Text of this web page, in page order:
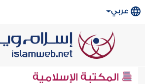
عربي
المكتبة الإسلامية